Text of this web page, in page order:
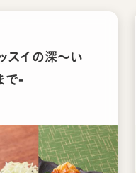
スイの深〜い
で-